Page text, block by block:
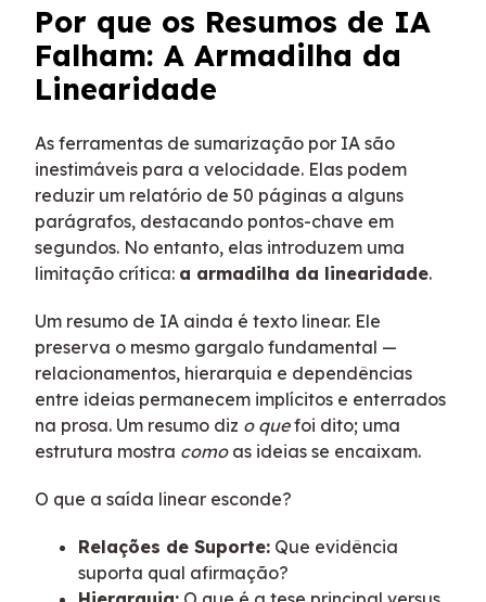
Por que os Resumos de IA
Falham: A Armadilha da
Linearidade
As ferramentas de sumarização por IA são
inestimáveis para a velocidade. Elas podem
reduzir um relatório de 50 páginas a alguns
parágrafos, destacando pontos-chave em
segundos. No entanto, elas introduzem uma
limitação crítica: a armadilha da linearidade.
Um resumo de IA ainda é texto linear. Ele
preserva o mesmo gargalo fundamental —
relacionamentos, hierarquia e dependências
entre ideias permanecem implícitos e enterrados
na prosa. Um resumo diz o quefoi dito; uma
estrutura mostra comoas ideias se encaixam.
O que a saída linear esconde?
Relações de Suporte: Que evidência
suporta qual afirmação?